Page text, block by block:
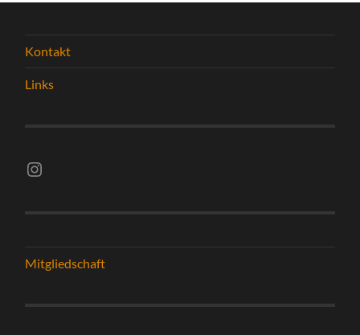
Kontakt
Links
Instagram vsghelmstadt.volleyball
Mitgliedschaft